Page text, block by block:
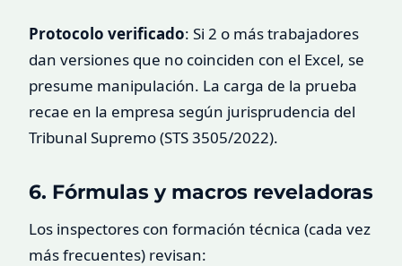
Protocolo verificado: Si 2 o más trabajadores
dan versiones que no coinciden con el Excel, se
presume manipulación. La carga de la prueba
recae en la empresa según jurisprudencia del
Tribunal Supremo (STS 3505/2022).
6. Fórmulas y macros reveladoras
Los inspectores con formación técnica (cada vez
más frecuentes) revisan: